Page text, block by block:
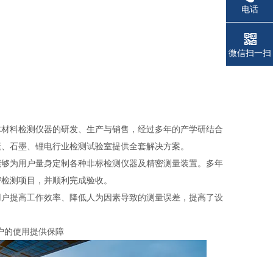
料检测仪器的研发、生产与销售，经过多年的产学研结合
石墨、锂电行业检测试验室提供全套解决方案。
为用户量身定制各种非标检测仪器及精密测量装置。多年
测项目，并顺利完成验收。
提高工作效率、降低人为因素导致的测量误差，提高了设
的使用提供保障
电话
微信扫一扫